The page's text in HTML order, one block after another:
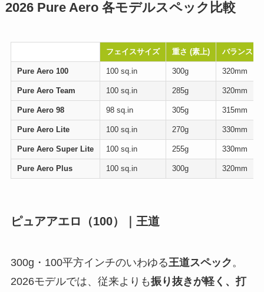
2026 Pure Aero 各モデルスペック比較
フェイスサイズ 重さ (素上) バランス
Pure Aero 100 100 sq.in 300g 320mm
Pure Aero Team 100 sq.in 285g 320mm
Pure Aero 98 98 sq.in 305g 315mm
Pure Aero Lite 100 sq.in 270g 330mm
Pure Aero Super Lite 100 sq.in 255g 330mm
Pure Aero Plus 100 sq.in 300g 320mm
ピュアアエロ（100）｜王道
300g・100平方インチのいわゆる王道スペック 。
2026モデルでは、従来よりも振り抜きが軽く、打